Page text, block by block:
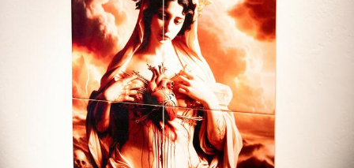
tercera edición dePinta Sud | ASU.